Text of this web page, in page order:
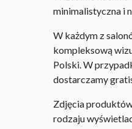
minimalistyczna i
W każdym z
kompleksową
Polski. W
dostarczamy
Zdjęcia
rodzaju